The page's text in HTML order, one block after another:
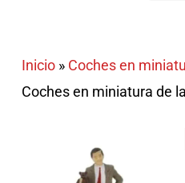
Inicio» Coches en
Coches en miniatura de